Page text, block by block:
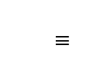
Toggle